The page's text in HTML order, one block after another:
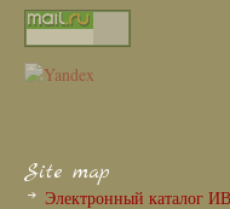
Site map
Электронный каталог ИВ